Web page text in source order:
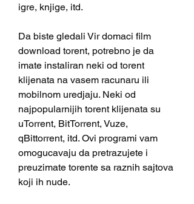
igre, knjige, itd.
Da biste gledali Vir domaci film
download torent, potrebno je da
imate instaliran neki od torent
klijenata na vasem racunaru ili
mobilnom uredjaju. Neki od
najpopularnijih torent klijenata su
uTorrent, BitTorrent, Vuze,
qBittorrent, itd. Ovi programi vam
omogucavaju da pretrazujete i
preuzimate torente sa raznih sajtova
koji ih nude.